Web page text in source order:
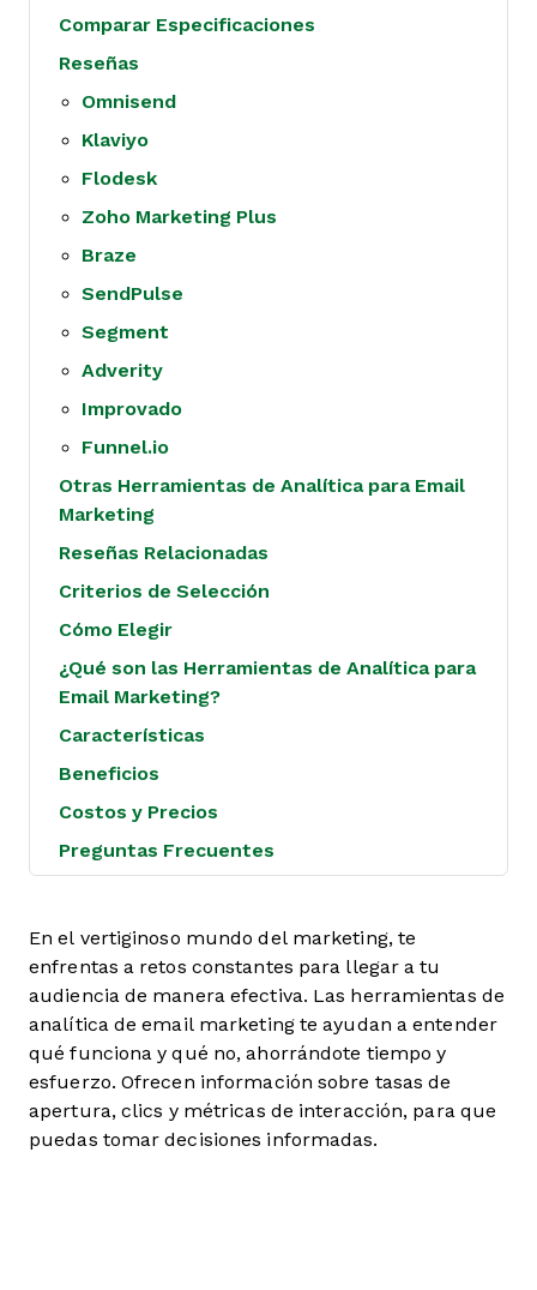
Comparar Especificaciones
Reseñas
Omnisend
Klaviyo
Flodesk
Zoho Marketing Plus
Braze
SendPulse
Segment
Adverity
Improvado
Funnel.io
Otras Herramientas de Analítica para Email
Marketing
Reseñas Relacionadas
Criterios de Selección
Cómo Elegir
¿Qué son las Herramientas de Analítica para
Email Marketing?
Características
Beneficios
Costos y Precios
Preguntas Frecuentes
En el vertiginoso mundo del marketing, te
enfrentas a retos constantes para llegar a tu
audiencia de manera efectiva. Las herramientas de
analítica de email marketing te ayudan a entender
qué funciona y qué no, ahorrándote tiempo y
esfuerzo. Ofrecen información sobre tasas de
apertura, clics y métricas de interacción, para que
puedas tomar decisiones informadas.